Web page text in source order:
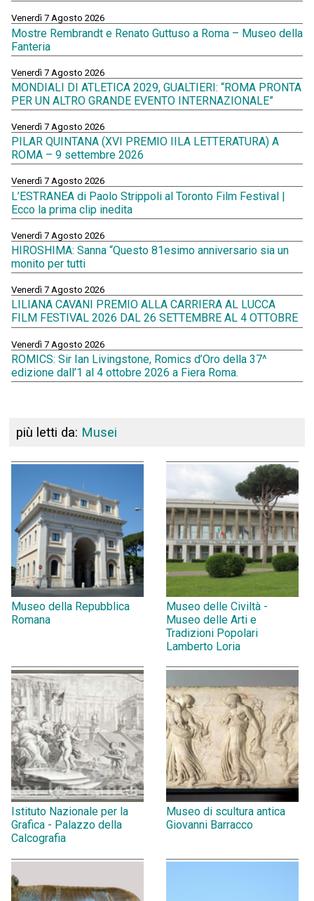
Venerdì 7 Agosto 2026
Mostre Rembrandt e Renato Guttuso a Roma – Museo della
Fanteria
Venerdì 7 Agosto 2026
MONDIALI DI ATLETICA 2029, GUALTIERI: “ROMA PRONTA
PER UN ALTRO GRANDE EVENTO INTERNAZIONALE”
Venerdì 7 Agosto 2026
PILAR QUINTANA (XVI PREMIO IILA LETTERATURA) A
ROMA – 9 settembre 2026
Venerdì 7 Agosto 2026
L’ESTRANEA di Paolo Strippoli al Toronto Film Festival |
Ecco la prima clip inedita
Venerdì 7 Agosto 2026
HIROSHIMA: Sanna “Questo 81esimo anniversario sia un
monito per tutti
Venerdì 7 Agosto 2026
LILIANA CAVANI PREMIO ALLA CARRIERA AL LUCCA
FILM FESTIVAL 2026 DAL 26 SETTEMBRE AL 4 OTTOBRE
Venerdì 7 Agosto 2026
ROMICS: Sir Ian Livingstone, Romics d’Oro della 37^
edizione dall’1 al 4 ottobre 2026 a Fiera Roma.
più letti da: Musei
Museo della Repubblica
Romana
Museo delle Civiltà -
Museo delle Arti e
Tradizioni Popolari
Lamberto Loria
Istituto Nazionale per la
Grafica - Palazzo della
Calcografia
Museo di scultura antica
Giovanni Barracco